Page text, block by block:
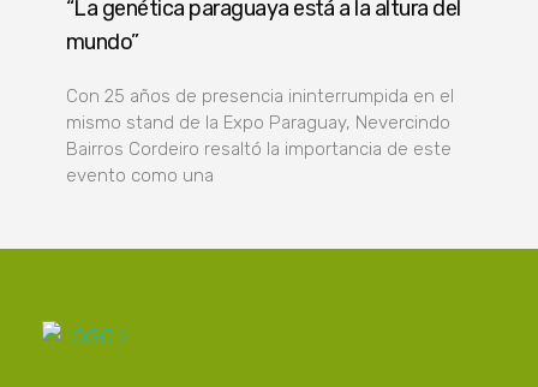
“La genética paraguaya está a la altura del
mundo”
Con 25 años de presencia ininterrumpida en el
mismo stand de la Expo Paraguay, Nevercindo
Bairros Cordeiro resaltó la importancia de este
evento como una